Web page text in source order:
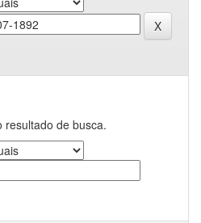
resultado de busca.